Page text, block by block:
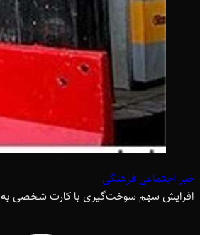
خبر اجتماعی فرهنگی
افزایش سهم سوخت‌گیری با کارت شخصی به 75 درصد